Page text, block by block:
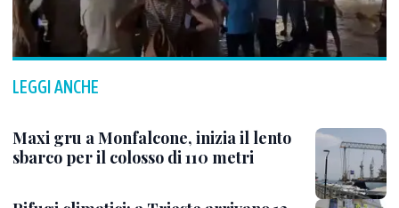
LEGGI ANCHE
Maxi gru a Monfalcone, inizia il lento
sbarco per il colosso di 110 metri